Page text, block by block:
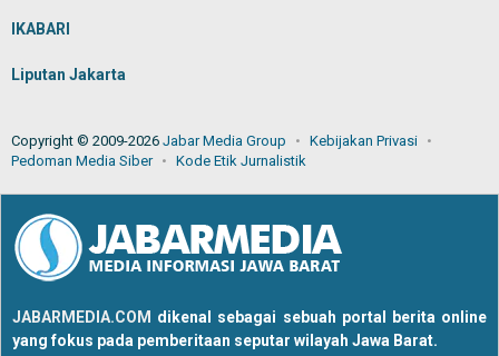
IKABARI
Liputan Jakarta
Copyright © 2009-2026 Jabar Media Group
Kebijakan Privasi
Pedoman Media Siber
Kode Etik Jurnalistik
JABARMEDIA.COM dikenal sebagai sebuah portal berita online
yang fokus pada pemberitaan seputar wilayah Jawa Barat.